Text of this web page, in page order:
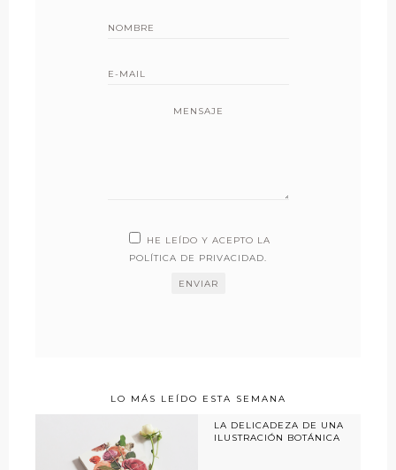
MENSAJE
HE LEÍDO Y ACEPTO LA
POLÍTICA DE PRIVACIDAD.
LO MÁS LEÍDO ESTA SEMANA
LA DELICADEZA DE UNA
ILUSTRACIÓN BOTÁNICA